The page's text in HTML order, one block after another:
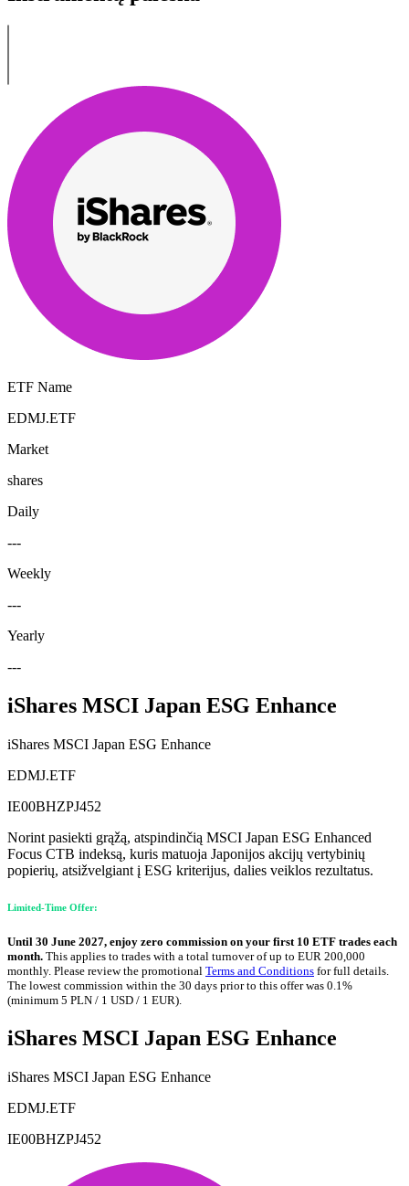
ETF Name
EDMJ.ETF
Market
shares
Daily
---
Weekly
---
Yearly
---
iShares MSCI Japan ESG Enhance
iShares MSCI Japan ESG Enhance
EDMJ.ETF
IE00BHZPJ452
Norint pasiekti grąžą, atspindinčią MSCI Japan ESG Enhanced
Focus CTB indeksą, kuris matuoja Japonijos akcijų vertybinių
popierių, atsižvelgiant į ESG kriterijus, dalies veiklos rezultatus.
Limited-Time Offer:
Until 30 June 2027, enjoy zero commission on your first 10 ETF trades each
month. This applies to trades with a total turnover of up to EUR 200,000
monthly. Please review the promotional Terms and Conditions for full details.
The lowest commission within the 30 days prior to this offer was 0.1%
(minimum 5 PLN / 1 USD / 1 EUR).
iShares MSCI Japan ESG Enhance
iShares MSCI Japan ESG Enhance
EDMJ.ETF
IE00BHZPJ452